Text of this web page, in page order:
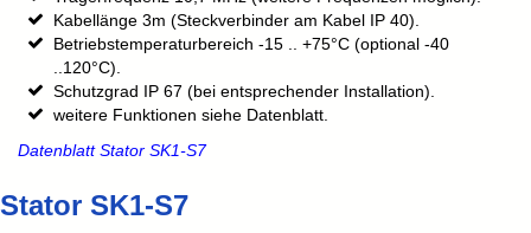
Kabellänge 3m (Steckverbinder am Kabel IP 40).
Betriebstemperaturbereich -15 .. +75°C (optional -40
..120°C).
Schutzgrad IP 67 (bei entsprechender Installation).
weitere Funktionen siehe Datenblatt.
Datenblatt Stator SK1-S7
Stator SK1-S7